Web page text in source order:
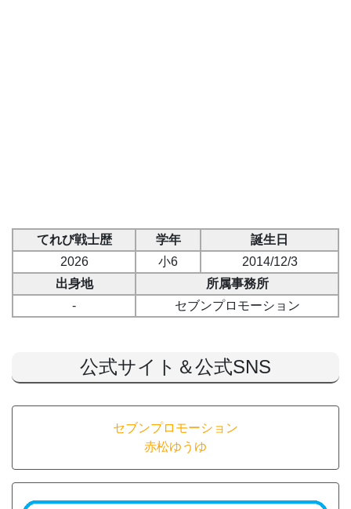
てれび戦士歴 学年
誕生日
2026
小6
2014/12/3
出身地
所属事務所
-
セブンプロモーション
公式サイト＆公式SNS
セブンプロモーション
赤松ゆうゆ